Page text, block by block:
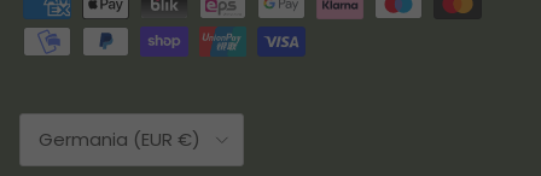
Paese/Regione
Germania (EUR €)